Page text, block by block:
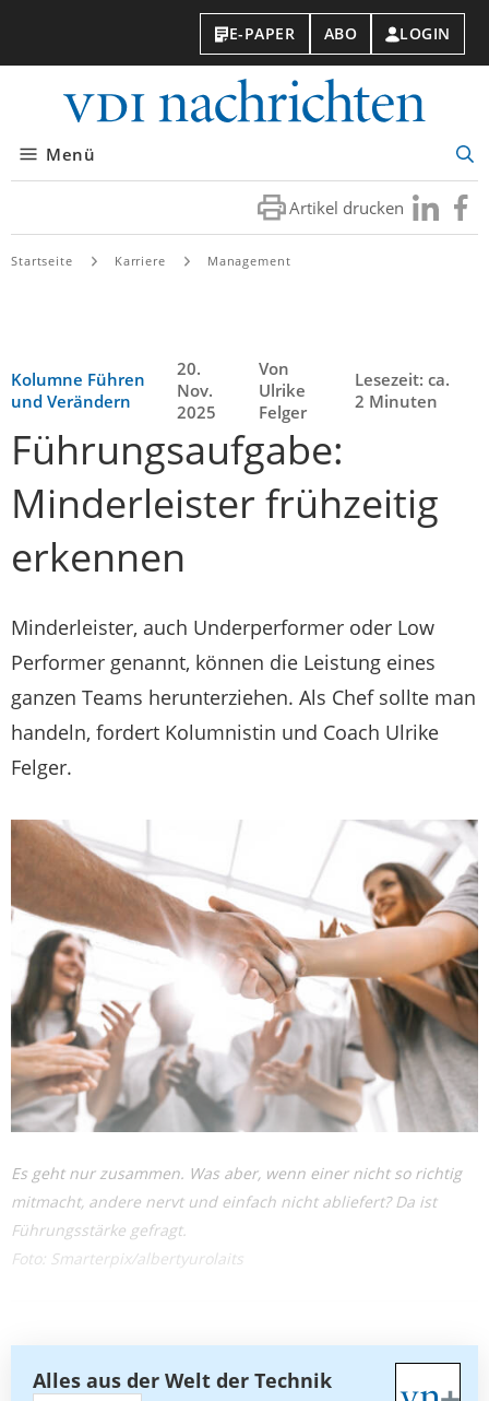
E-PAPER ABO LOGIN
Menü
Artikel drucken Besuchen
Sie
Sie
Startseite Karriere Management
Kolumne Führen
und Verändern
20.
Nov.
2025
Von
Ulrike
Felger
Lesezeit: ca.
2 Minuten
Führungsaufgabe:
Minderleister frühzeitig
erkennen
Minderleister, auch Underperformer oder Low
Performer genannt, können die Leistung eines
ganzen Teams herunterziehen. Als Chef sollte man
handeln, fordert Kolumnistin und Coach Ulrike
Felger.
Es geht nur zusammen. Was aber, wenn einer nicht so richtig
mitmacht, andere nervt und einfach nicht abliefert? Da ist
Führungsstärke gefragt.
Foto: Smarterpix/albertyurolaits
Alles aus der Welt der Technik